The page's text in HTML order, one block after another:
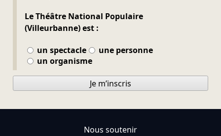
Le Théâtre National Populaire
(Villeurbanne) est :
un spectacle
une personne
un organisme
Je m’inscris
Nous soutenir